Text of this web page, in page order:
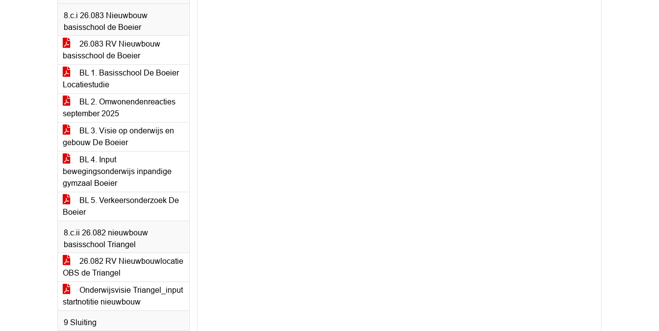
8.c.i 26.083 Nieuwbouw
basisschool de Boeier
26.083 RV Nieuwbouw
basisschool de Boeier
BL 1. Basisschool De Boeier
Locatiestudie
BL 2. Omwonendenreacties
september 2025
BL 3. Visie op onderwijs en
gebouw De Boeier
BL 4. Input
bewegingsonderwijs inpandige
gymzaal Boeier
BL 5. Verkeersonderzoek De
Boeier
8.c.ii 26.082 nieuwbouw
basisschool Triangel
26.082 RV Nieuwbouwlocatie
OBS de Triangel
Onderwijsvisie Triangel_input
startnotitie nieuwbouw
9 Sluiting